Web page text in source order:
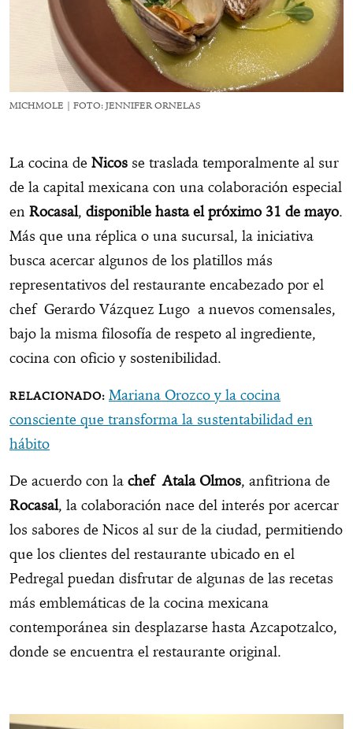
MICHMOLE | FOTO: JENNIFER ORNELAS
La cocina de Nicos se traslada temporalmente al sur
de la capital mexicana con una colaboración especial
en Rocasal, disponible hasta el próximo 31 de mayo.
Más que una réplica o una sucursal, la iniciativa
busca acercar algunos de los platillos más
representativos del restaurante encabezado por el
chef Gerardo Vázquez Lugo a nuevos comensales,
bajo la misma filosofía de respeto al ingrediente,
cocina con oficio y sostenibilidad.
Mariana Orozco y la cocina
consciente que transforma la sustentabilidad en
hábito
De acuerdo con la chef Atala Olmos, anfitriona de
Rocasal, la colaboración nace del interés por acercar
los sabores de Nicos al sur de la ciudad, permitiendo
que los clientes del restaurante ubicado en el
Pedregal puedan disfrutar de algunas de las recetas
más emblemáticas de la cocina mexicana
contemporánea sin desplazarse hasta Azcapotzalco,
donde se encuentra el restaurante original.